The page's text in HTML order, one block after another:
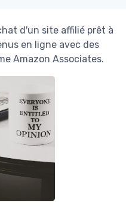
d'un site affilié prêt à
en ligne avec des
Amazon Associates.